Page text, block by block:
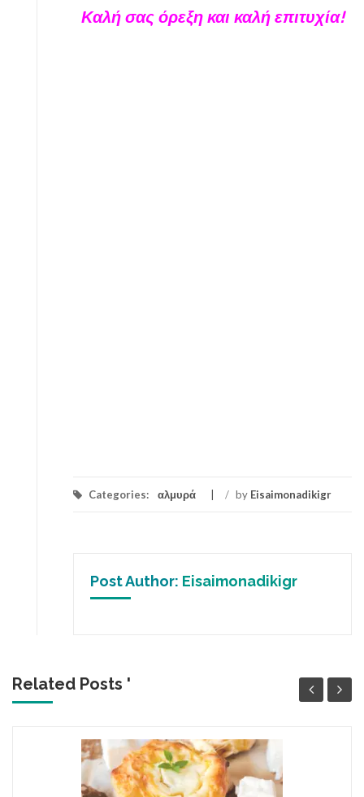
Καλή σας όρεξη και καλή επιτυχία!
Categories: αλμυρά / by Eisaimonadikigr
Post Author: Eisaimonadikigr
Related Posts '